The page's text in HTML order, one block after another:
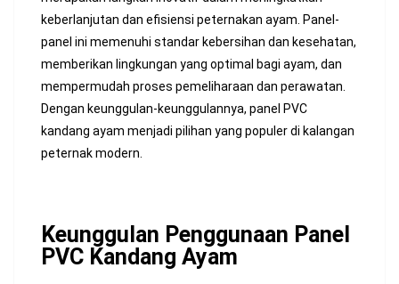
keberlanjutan dan efisiensi peternakan ayam. Panel-
panel ini memenuhi standar kebersihan dan kesehatan,
memberikan lingkungan yang optimal bagi ayam, dan
mempermudah proses pemeliharaan dan perawatan.
Dengan keunggulan-keunggulannya, panel PVC
kandang ayam menjadi pilihan yang populer di kalangan
peternak modern.
Keunggulan Penggunaan Panel
PVC Kandang Ayam